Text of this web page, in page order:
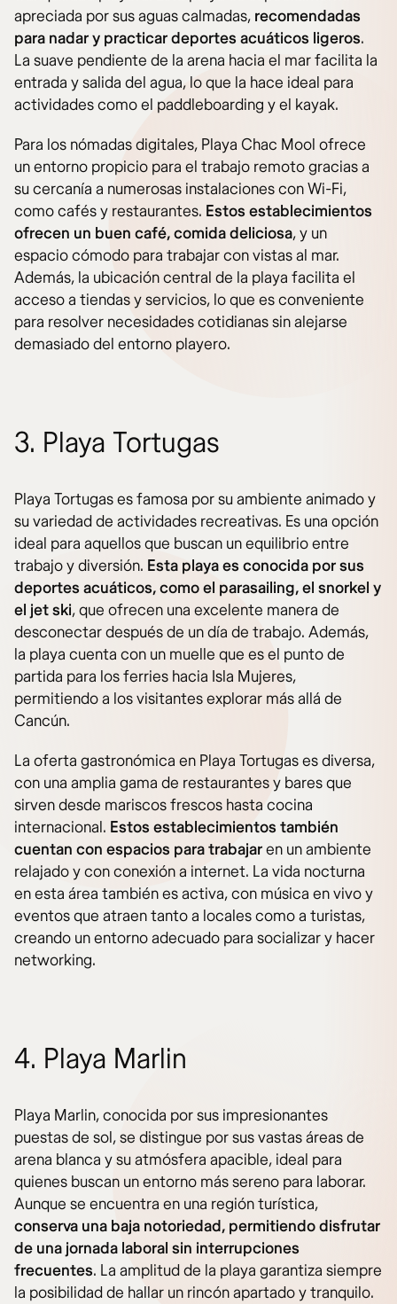
apreciada por sus aguas calmadas, recomendadas
para nadar y practicar deportes acuáticos ligeros.
La suave pendiente de la arena hacia el mar facilita la
entrada y salida del agua, lo que la hace ideal para
actividades como el paddleboarding y el kayak.
Para los nómadas digitales, Playa Chac Mool ofrece
un entorno propicio para el trabajo remoto gracias a
su cercanía a numerosas instalaciones con Wi-Fi,
como cafés y restaurantes. Estos establecimientos
ofrecen un buen café, comida deliciosa, y un
espacio cómodo para trabajar con vistas al mar.
Además, la ubicación central de la playa facilita el
acceso a tiendas y servicios, lo que es conveniente
para resolver necesidades cotidianas sin alejarse
demasiado del entorno playero.
3. Playa Tortugas
Playa Tortugas es famosa por su ambiente animado y
su variedad de actividades recreativas. Es una opción
ideal para aquellos que buscan un equilibrio entre
trabajo y diversión. Esta playa es conocida por sus
deportes acuáticos, como el parasailing, el snorkel y
el jet ski, que ofrecen una excelente manera de
desconectar después de un día de trabajo. Además,
la playa cuenta con un muelle que es el punto de
partida para los ferries hacia Isla Mujeres,
permitiendo a los visitantes explorar más allá de
Cancún.
La oferta gastronómica en Playa Tortugas es diversa,
con una amplia gama de restaurantes y bares que
sirven desde mariscos frescos hasta cocina
internacional. Estos establecimientos también
cuentan con espacios para trabajaren un ambiente
relajado y con conexión a internet. La vida nocturna
en esta área también es activa, con música en vivo y
eventos que atraen tanto a locales como a turistas,
creando un entorno adecuado para socializar y hacer
networking.
4. Playa Marlin
Playa Marlin, conocida por sus impresionantes
puestas de sol, se distingue por sus vastas áreas de
arena blanca y su atmósfera apacible, ideal para
quienes buscan un entorno más sereno para laborar.
Aunque se encuentra en una región turística,
conserva una baja notoriedad, permitiendo disfrutar
de una jornada laboral sin interrupciones
frecuentes. La amplitud de la playa garantiza siempre
la posibilidad de hallar un rincón apartado y tranquilo.